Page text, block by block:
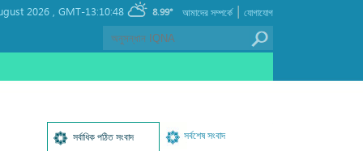
2026 , GMT-13:10:48 8.99° যোগাযোগ
|
আমাদের সম্পর্কে
সর্বাধিক পঠিত সংবাদ সর্বশেষ সংবাদ